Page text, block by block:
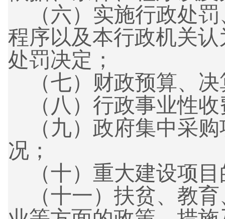
（六） 实施行政处
程序以及本行政机关
处罚决定；
（七） 财政预算、
（八） 行政事业性
（九） 政府集中采
况；
（十） 重大建设项
（十一） 扶贫、教